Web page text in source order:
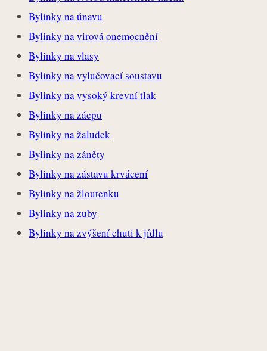
Bylinky na únavu
Bylinky na virová onemocnění
Bylinky na vlasy
Bylinky na vylučovací soustavu
Bylinky na vysoký krevní tlak
Bylinky na zácpu
Bylinky na žaludek
Bylinky na záněty
Bylinky na zástavu krvácení
Bylinky na žloutenku
Bylinky na zuby
Bylinky na zvýšení chuti k jídlu